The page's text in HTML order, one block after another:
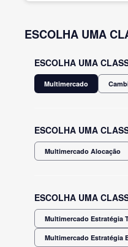
ESCOLHA UMA
ESCOLHA UMA
Multimercado
ESCOLHA UMA
Multimercado Alocação
ESCOLHA UMA
Multimercado Estratégia
Multimercado Estratégia